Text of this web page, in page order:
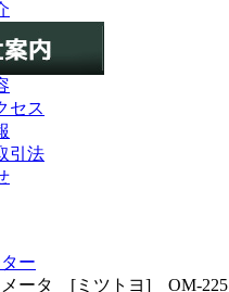
セス
引法
ー
メータ [ミツトヨ] OM-225